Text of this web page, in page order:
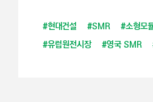
#현대건설 #SMR
#소형모
#유럽원전시장
#영국 SMR